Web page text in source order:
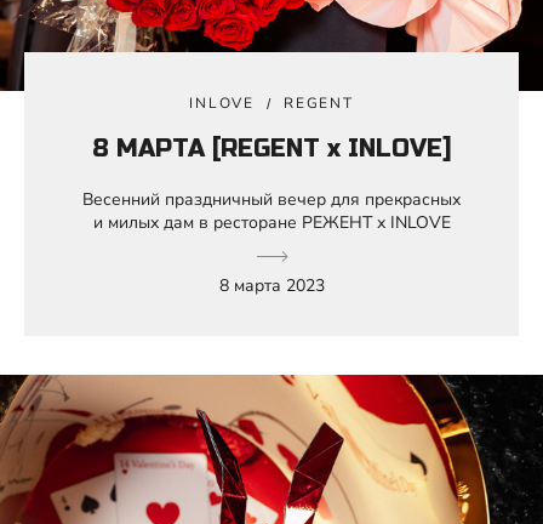
INLOVE REGENT
8 МАРТА [REGENT x INLOVE]
Весенний праздничный вечер для прекрасных
и милых дам в ресторане РЕЖЕНТ х INLOVE
8 марта 2023